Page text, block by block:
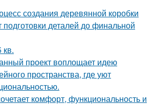
создания деревянной коробки
подготовки деталей до финальной
проект воплощает идею
пространства, где уют
комфорт, функциональность и